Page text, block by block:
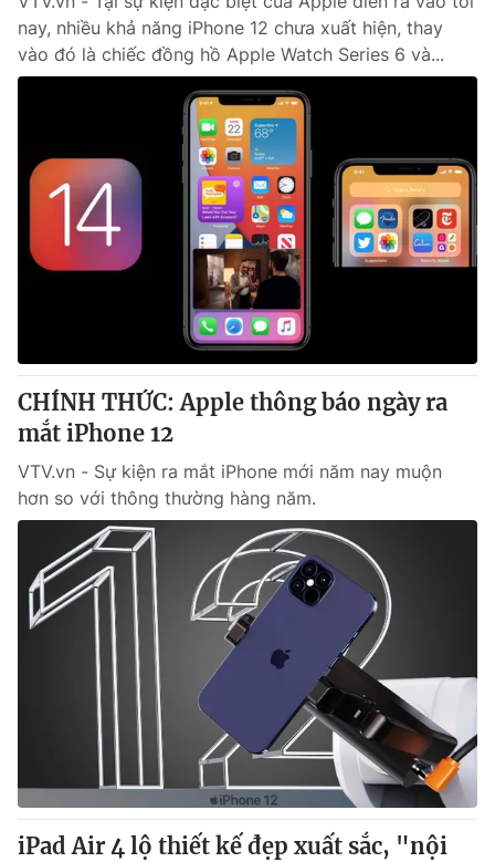
nay, nhiều khả năng iPhone 12 chưa xuất hiện, thay
vào đó là chiếc đồng hồ Apple Watch Series 6 và...
CHÍNH THỨC: Apple thông báo ngày ra
mắt iPhone 12
VTV.vn - Sự kiện ra mắt iPhone mới năm nay muộn
hơn so với thông thường hàng năm.
iPad Air 4 lộ thiết kế đẹp xuất sắc, "nội